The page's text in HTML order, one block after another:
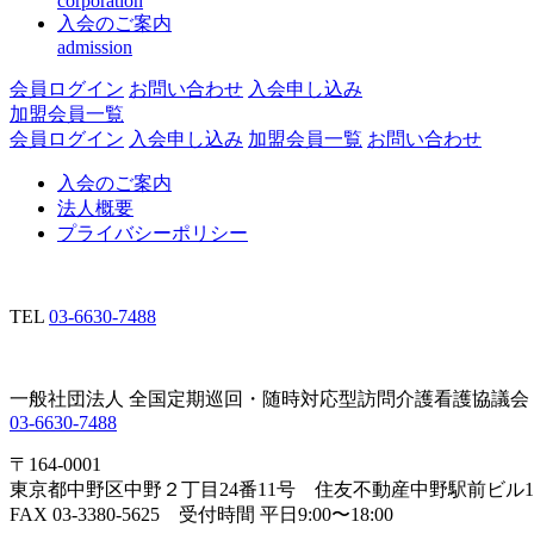
入会のご案内
admission
会員ログイン お問い合わせ 入会申し込み
加盟会員一覧
会員ログイン 入会申し込み 加盟会員一覧 お問い合わせ
入会のご案内
法人概要
プライバシーポリシー
TEL 03-6630-7488
一般社団法人 全国定期巡回・随時対応型訪問介護看護協議会
03-6630-7488
〒164-0001
東京都中野区中野２丁目24番11号 住友不動産中野駅前ビル
FAX 03-3380-5625 受付時間 平日9:00〜18:00